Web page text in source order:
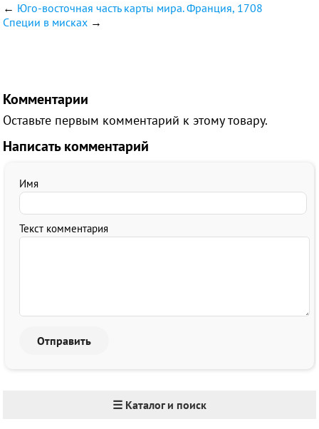
← Юго-восточная часть карты мира. Франция, 1708
Специи в мисках →
Комментарии
Оставьте первым комментарий к этому товару.
Написать комментарий
Имя
Текст комментария
☰ Каталог и поиск